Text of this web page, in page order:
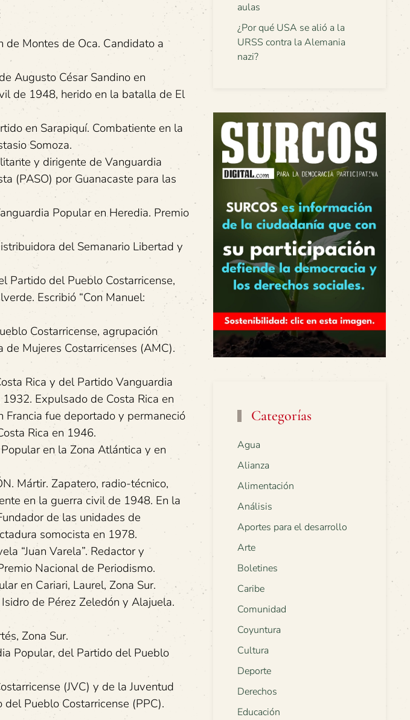
Montes de Oca. Candidato a
Augusto César Sandino en
de 1948, herido en la batalla de El
en Sarapiquí. Combatiente en la
Somoza.
y dirigente de Vanguardia
(PASO) por Guanacaste para las
Popular en Heredia. Premio
del Semanario Libertad y
Partido del Pueblo Costarricense,
Escribió “Con Manuel:
Costarricense, agrupación
Mujeres Costarricenses (AMC).
Rica y del Partido Vanguardia
Expulsado de Costa Rica en
Francia fue deportado y permaneció
Rica en 1946.
en la Zona Atlántica y en
Mártir. Zapatero, radio-técnico,
en la guerra civil de 1948. En la
de las unidades de
somocista en 1978.
“Juan Varela”. Redactor y
Nacional de Periodismo.
en Cariari, Laurel, Zona Sur.
de Pérez Zeledón y Alajuela.
Zona Sur.
Popular, del Partido del Pueblo
(JVC) y de la Juventud
Pueblo Costarricense (PPC).
aulas
¿Por qué USA se alió a la
URSS contra la Alemania
nazi?
Categorías
Agua
Alianza
Alimentación
Análisis
Aportes para el desarrollo
Arte
Boletines
Caribe
Comunidad
Coyuntura
Cultura
Deporte
Derechos
Educación